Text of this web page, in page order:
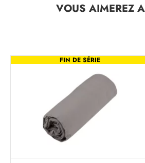
VOUS AIMEREZ
FIN DE SÉRIE